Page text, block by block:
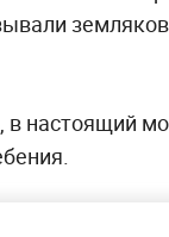
земляков
настоящий